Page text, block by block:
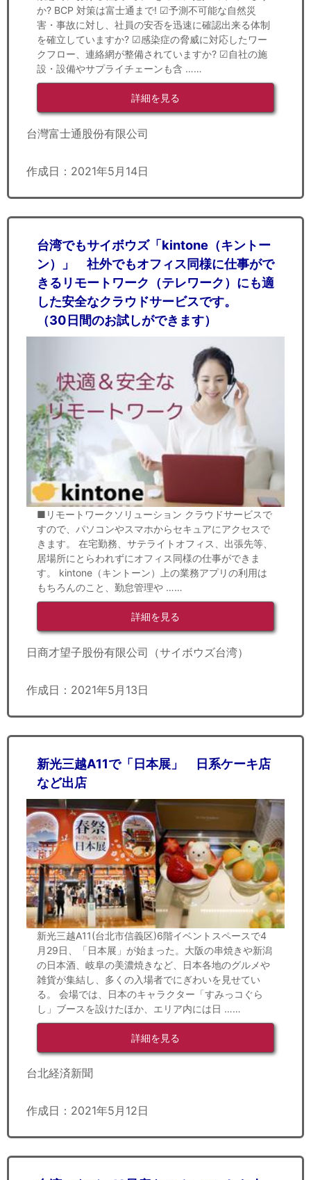
か? BCP 対策は富士通まで! ☑予測不可能な自然災
害・事故に対し、社員の安否を迅速に確認出来る体制
を確立していますか? ☑感染症の脅威に対応したワー
クフロー、連絡網が整備されていますか? ☑自社の施
設・設備やサプライチェーンも含 ……
詳細を見る
台灣富士通股份有限公司
作成日：2021年5月14日
台湾でもサイボウズ「kintone（キントー
ン）」 社外でもオフィス同様に仕事がで
きるリモートワーク（テレワーク）にも適
した安全なクラウドサービスです。
（30日間のお試しができます）
■リモートワークソリューション クラウドサービスで
すので、パソコンやスマホからセキュアにアクセスで
きます。 在宅勤務、サテライトオフィス、出張先等、
居場所にとらわれずにオフィス同様の仕事ができま
す。 kintone（キントーン）上の業務アプリの利用は
もちろんのこと、勤怠管理や ……
詳細を見る
日商才望子股份有限公司（サイボウズ台湾）
作成日：2021年5月13日
新光三越A11で「日本展」 日系ケーキ店
など出店
新光三越A11(台北市信義区)6階イベントスペースで4
月29日、「日本展」が始まった。大阪の串焼きや新潟
の日本酒、岐阜の美濃焼きなど、日本各地のグルメや
雑貨が集結し、多くの入場者でにぎわいを見せてい
る。 会場では、日本のキャラクター「すみっコぐら
し」ブースを設けたほか、エリア内には日 ……
詳細を見る
台北経済新聞
作成日：2021年5月12日